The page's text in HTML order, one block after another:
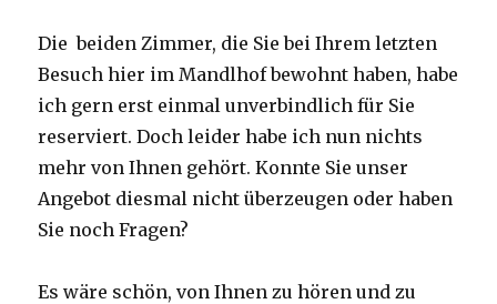
Die beiden Zimmer, die Sie bei Ihrem letzten
Besuch hier im Mandlhof bewohnt haben, habe
ich gern erst einmal unverbindlich für Sie
reserviert. Doch leider habe ich nun nichts
mehr von Ihnen gehört. Konnte Sie unser
Angebot diesmal nicht überzeugen oder haben
Sie noch Fragen?
Es wäre schön, von Ihnen zu hören und zu